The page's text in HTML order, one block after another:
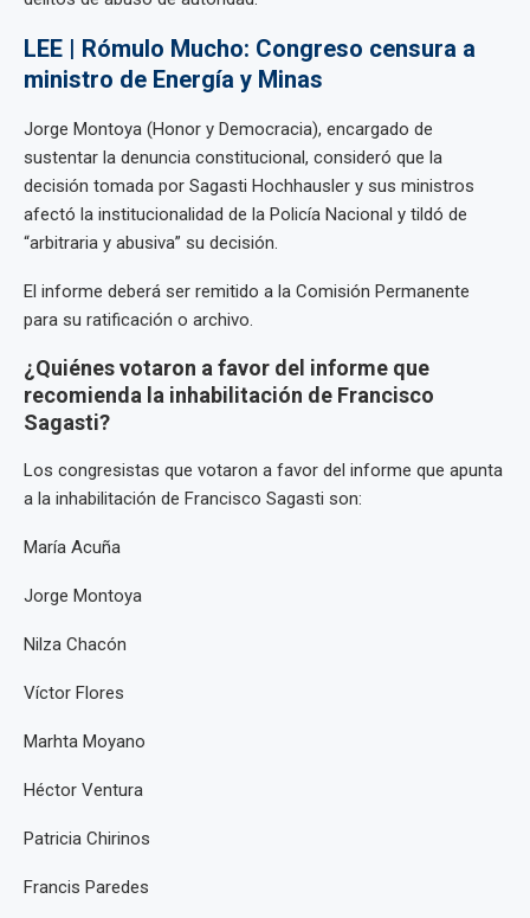
LEE | Rómulo Mucho: Congreso censura a
ministro de Energía y Minas
Jorge Montoya (Honor y Democracia), encargado de
sustentar la denuncia constitucional, consideró que la
decisión tomada por Sagasti Hochhausler y sus ministros
afectó la institucionalidad de la Policía Nacional y tildó de
“arbitraria y abusiva” su decisión.
El informe deberá ser remitido a la Comisión Permanente
para su ratificación o archivo.
¿Quiénes votaron a favor del informe que
recomienda la inhabilitación de Francisco
Sagasti?
Los congresistas que votaron a favor del informe que apunta
a la inhabilitación de Francisco Sagasti son:
María Acuña
Jorge Montoya
Nilza Chacón
Víctor Flores
Marhta Moyano
Héctor Ventura
Patricia Chirinos
Francis Paredes